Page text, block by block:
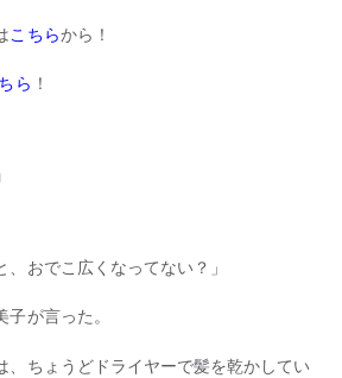
こちらから！
ら ！
、おでこ広くなってない？」
が言った。
、ちょうどドライヤーで髪を乾かしてい